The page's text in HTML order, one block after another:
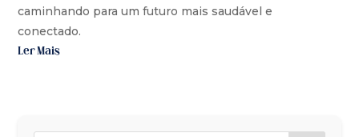
caminhando para um futuro mais saudável e
conectado.
Ler Mais